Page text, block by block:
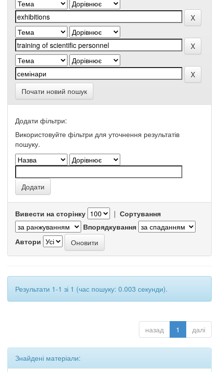
Почати новий пошук
Додати фільтри:
Використовуйте фільтри для уточнення результатів
пошуку.
Вивести на сторінку | Сортування
Впорядкування
Автори
Результати 1-1 зі 1 (час пошуку: 0.003 секунди).
назад 1 далі
Знайдені матеріали: